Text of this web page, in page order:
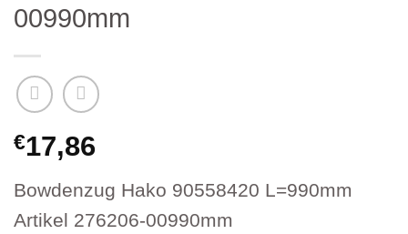
00990mm
€17,86
Bowdenzug Hako 90558420 L=990mm
Artikel 276206-00990mm